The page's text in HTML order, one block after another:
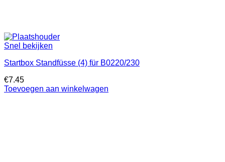
Snel bekijken
Startbox Standfüsse (4) für B0220/230
€7.45
Toevoegen aan winkelwagen